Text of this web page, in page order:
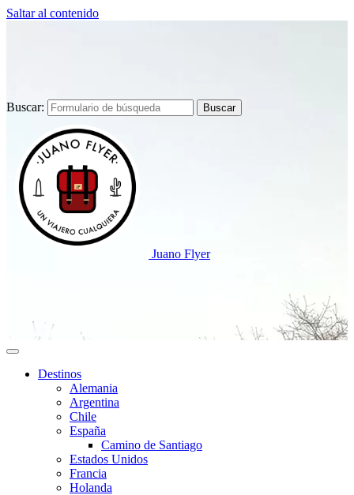
Saltar al contenido
Buscar:
Juano Flyer
Destinos
Alemania
Argentina
Chile
España
Camino de Santiago
Estados Unidos
Francia
Holanda